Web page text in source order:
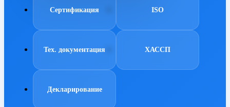
Сертификация ISO
Тех. документация ХАССП
Декларирование